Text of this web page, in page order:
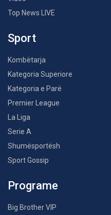
Top News LIVE
Sport
Kombëtarja
Kategoria Superiore
Kategoria e Parë
Premier League
La Liga
Serie A
Shumësportësh
Sport Gossip
Programe
Big Brother VIP